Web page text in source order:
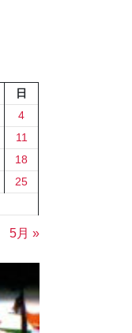
日
4
11
18
25
5月 »